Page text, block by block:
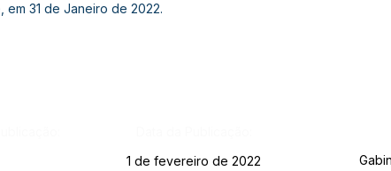
em 31 de Janeiro de 2022.
1 de fevereiro de 2022